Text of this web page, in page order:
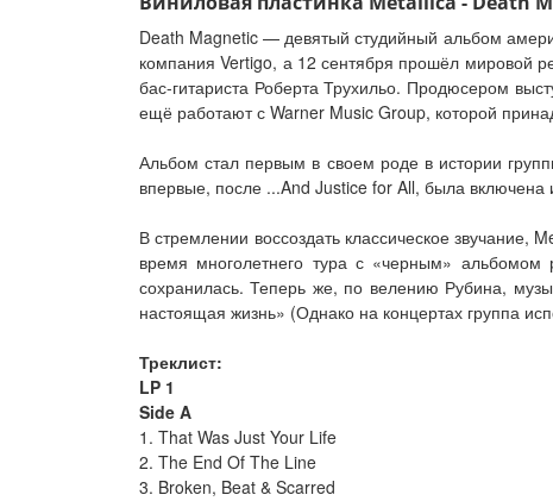
Death Magnetic — девятый студийный альбом
компания Vertigo, а 12 сентября прошёл мировой
бас-гитариста Роберта Трухильо. Продюсером
ещё работают с Warner Music Group, которой
Альбом стал первым в своем роде в истории
впервые, после ...And Justice for All, была
В стремлении воссоздать классическое звучание,
время многолетнего тура с «черным»
сохранилась. Теперь же, по велению Рубина,
настоящая жизнь» (Однако на концертах группа
Треклист:
LP 1
Side A
1. That Was Just Your Life
2. The End Of The Line
3. Broken, Beat & Scarred